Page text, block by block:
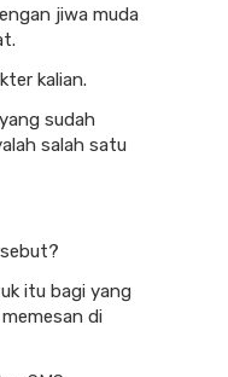
jiwa muda
kalian.
sudah
salah satu
itu bagi yang
di